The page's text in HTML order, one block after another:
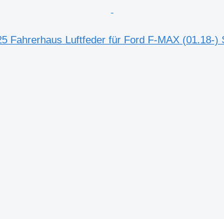
Fahrerhaus Luftfeder für Ford F-MAX (01.18-)